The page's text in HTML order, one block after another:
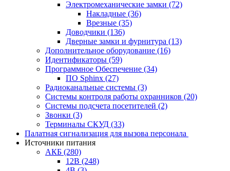
Электромеханические замки (72)
Накладные (36)
Врезные (35)
Доводчики (136)
Дверные замки и фурнитура (13)
Дополнительное оборудование (16)
Идентификаторы (59)
Программное Обеспечение (34)
ПО Sphinx (27)
Радиоканальные системы (3)
Системы контроля работы охранников (20)
Системы подсчета посетителей (2)
Звонки (3)
Терминалы СКУД (33)
Палатная сигнализация для вызова персонала
Источники питания
АКБ (280)
12В (248)